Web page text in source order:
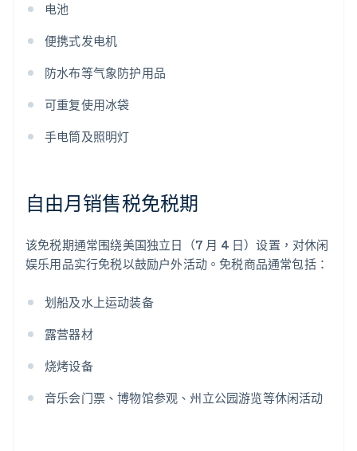
电池
便携式发电机
防水布等气象防护用品
可重复使用冰袋
手电筒及照明灯
自由月销售税免税期
该免税期通常围绕美国独立日（7 月 4 日）设置，对休闲
娱乐用品实行免税以鼓励户外活动。免税商品通常包括：
划船及水上运动装备
露营器材
烧烤设备
音乐会门票、博物馆参观、州立公园游览等休闲活动